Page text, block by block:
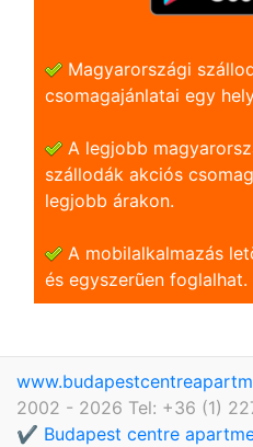
Magyarországi
csomagajánlatai egy
A legjobb
szállodák akciós
legjobb árakon.
A mobilalkalmazás
és egyszerũen foglalhat.
2002 - 2026 Tel: +36 (1)
✔️ Budapest centre